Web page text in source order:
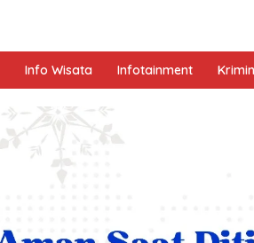
Info Wisata Infotainment